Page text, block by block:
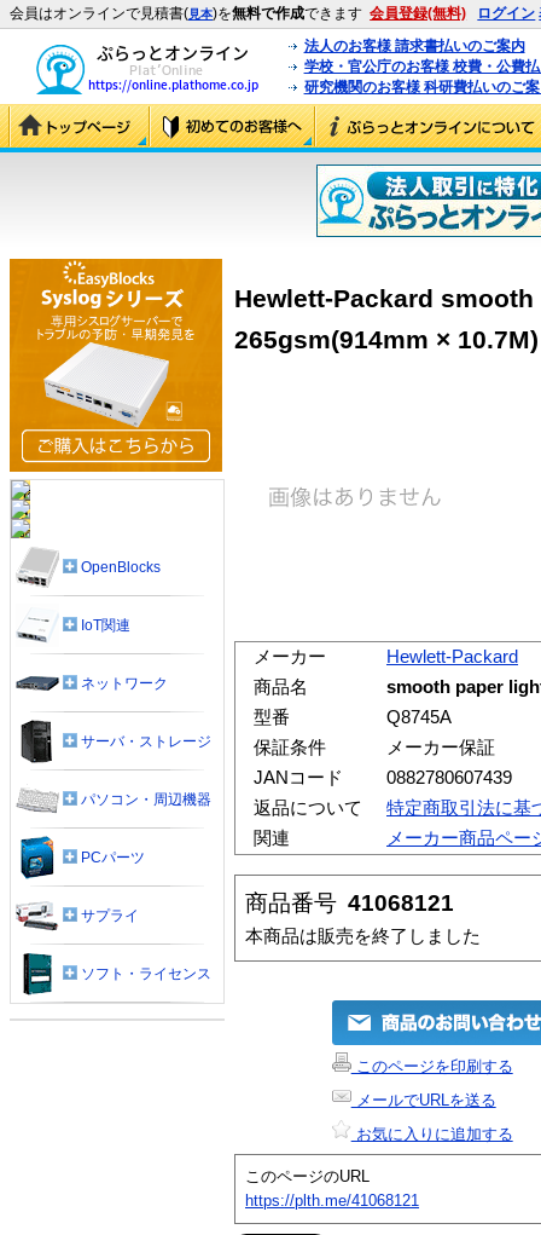
会員はオンラインで見積書(見本)を無料で作成できます 会員登録(無料) ログイン
法人のお客様 請求書払いのご案内
学校・官公庁のお客様 校費・公費
研究機関のお客様 科研費払いのご
Hewlett-Packard
265gsm(914mm ×
メーカー
Hewlett-Packard
商品名
smooth paper
型番
Q8745A
保証条件
メーカー保証
JANコード
0882780607439
返品について
特定商取引法に基
関連
メーカー商品ペー
商品番号 41068121
本商品は販売を終了しました
このページを印刷する
メールでURLを送る
お気に入りに追加する
このページのURL
https://plth.me/41068121
OpenBlocks
IoT関連
ネットワーク
サーバ・ストレージ
パソコン・周辺機器
PCパーツ
サプライ
ソフト・ライセンス